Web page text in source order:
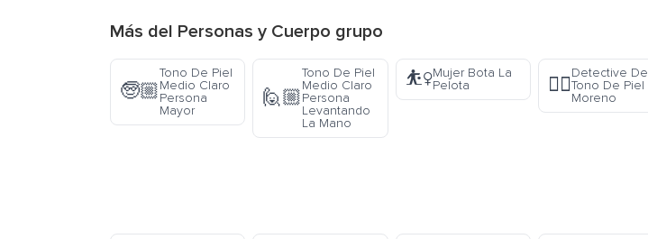
Más del Personas y Cuerpo grupo
🧓🏼
Tono De Piel
Medio Claro
Persona
Mayor
🙋🏼
Tono De Piel
Medio Claro
Persona
Levantando
La Mano
⛹️‍♀️Mujer Bota La
Pelota
🕵🏿
Detective De
Tono De Piel
Moreno